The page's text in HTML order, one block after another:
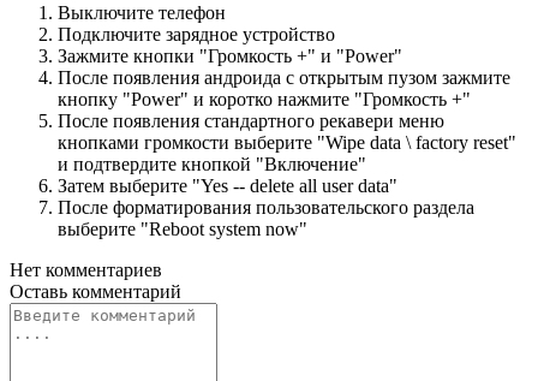
Выключите телефон
Подключите зарядное устройство
Зажмите кнопки "Громкость +" и "Power"
После появления андроида с открытым пузом зажмите
кнопку "Power" и коротко нажмите "Громкость +"
После появления стандартного рекавери меню
кнопками громкости выберите "Wipe data \ factory reset"
и подтвердите кнопкой "Включение"
Затем выберите "Yes -- delete all user data"
После форматирования пользовательского раздела
выберите "Reboot system now"
Нет комментариев
Оставь комментарий